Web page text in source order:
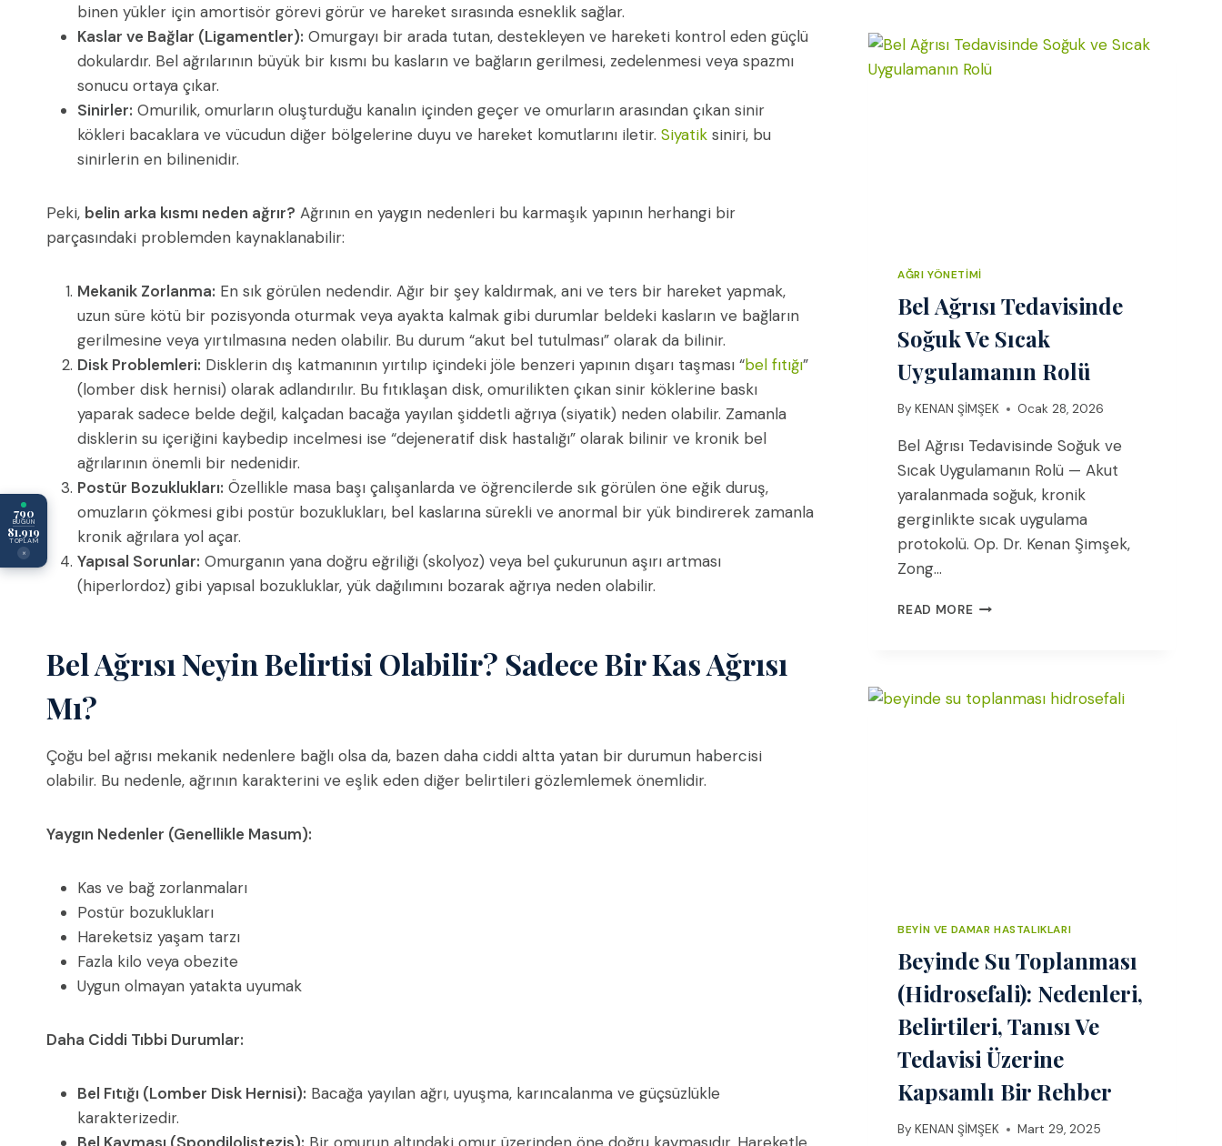
790
BUGÜN
81.919
TOPLAM
×
binen yükler için amortisör görevi görür ve hareket sırasında esneklik sağlar.
Kaslar ve Bağlar (Ligamentler): Omurgayı bir arada tutan, destekleyen ve hareketi kontrol eden güçlü
dokulardır. Bel ağrılarının büyük bir kısmı bu kasların ve bağların gerilmesi, zedelenmesi veya spazmı
sonucu ortaya çıkar.
Sinirler: Omurilik, omurların oluşturduğu kanalın içinden geçer ve omurların arasından çıkan sinir
kökleri bacaklara ve vücudun diğer bölgelerine duyu ve hareket komutlarını iletir. Siyatik siniri, bu
sinirlerin en bilinenidir.
Peki, belin arka kısmı neden ağrır? Ağrının en yaygın nedenleri bu karmaşık yapının herhangi bir
parçasındaki problemden kaynaklanabilir:
Mekanik Zorlanma: En sık görülen nedendir. Ağır bir şey kaldırmak, ani ve ters bir hareket yapmak,
uzun süre kötü bir pozisyonda oturmak veya ayakta kalmak gibi durumlar beldeki kasların ve bağların
gerilmesine veya yırtılmasına neden olabilir. Bu durum “akut bel tutulması” olarak da bilinir.
Disk Problemleri: Disklerin dış katmanının yırtılıp içindeki jöle benzeri yapının dışarı taşması “bel fıtığı”
(lomber disk hernisi) olarak adlandırılır. Bu fıtıklaşan disk, omurilikten çıkan sinir köklerine baskı
yaparak sadece belde değil, kalçadan bacağa yayılan şiddetli ağrıya (siyatik) neden olabilir. Zamanla
disklerin su içeriğini kaybedip incelmesi ise “dejeneratif disk hastalığı” olarak bilinir ve kronik bel
ağrılarının önemli bir nedenidir.
Postür Bozuklukları: Özellikle masa başı çalışanlarda ve öğrencilerde sık görülen öne eğik duruş,
omuzların çökmesi gibi postür bozuklukları, bel kaslarına sürekli ve anormal bir yük bindirerek zamanla
kronik ağrılara yol açar.
Yapısal Sorunlar: Omurganın yana doğru eğriliği (skolyoz) veya bel çukurunun aşırı artması
(hiperlordoz) gibi yapısal bozukluklar, yük dağılımını bozarak ağrıya neden olabilir.
Bel Ağrısı Neyin Belirtisi Olabilir? Sadece Bir Kas Ağrısı
Mı?
Çoğu bel ağrısı mekanik nedenlere bağlı olsa da, bazen daha ciddi altta yatan bir durumun habercisi
olabilir. Bu nedenle, ağrının karakterini ve eşlik eden diğer belirtileri gözlemlemek önemlidir.
Yaygın Nedenler (Genellikle Masum):
Kas ve bağ zorlanmaları
Postür bozuklukları
Hareketsiz yaşam tarzı
Fazla kilo veya obezite
Uygun olmayan yatakta uyumak
Daha Ciddi Tıbbi Durumlar:
Bel Fıtığı (Lomber Disk Hernisi): Bacağa yayılan ağrı, uyuşma, karıncalanma ve güçsüzlükle
karakterizedir.
AĞRI YÖNETIMI
Bel Ağrısı Tedavisinde
Soğuk Ve Sıcak
Uygulamanın Rolü
By KENAN ŞİMŞEK Ocak 28, 2026
Bel Ağrısı Tedavisinde Soğuk ve
Sıcak Uygulamanın Rolü — Akut
yaralanmada soğuk, kronik
gerginlikte sıcak uygulama
protokolü. Op. Dr. Kenan Şimşek,
Zong…
READ MOREBEL
SICAK
BEYIN VE DAMAR HASTALIKLARI
Beyinde Su Toplanması
(Hidrosefali): Nedenleri,
Belirtileri, Tanısı Ve
Tedavisi Üzerine
Kapsamlı Bir Rehber
By KENAN ŞİMŞEK Mart 29, 2025